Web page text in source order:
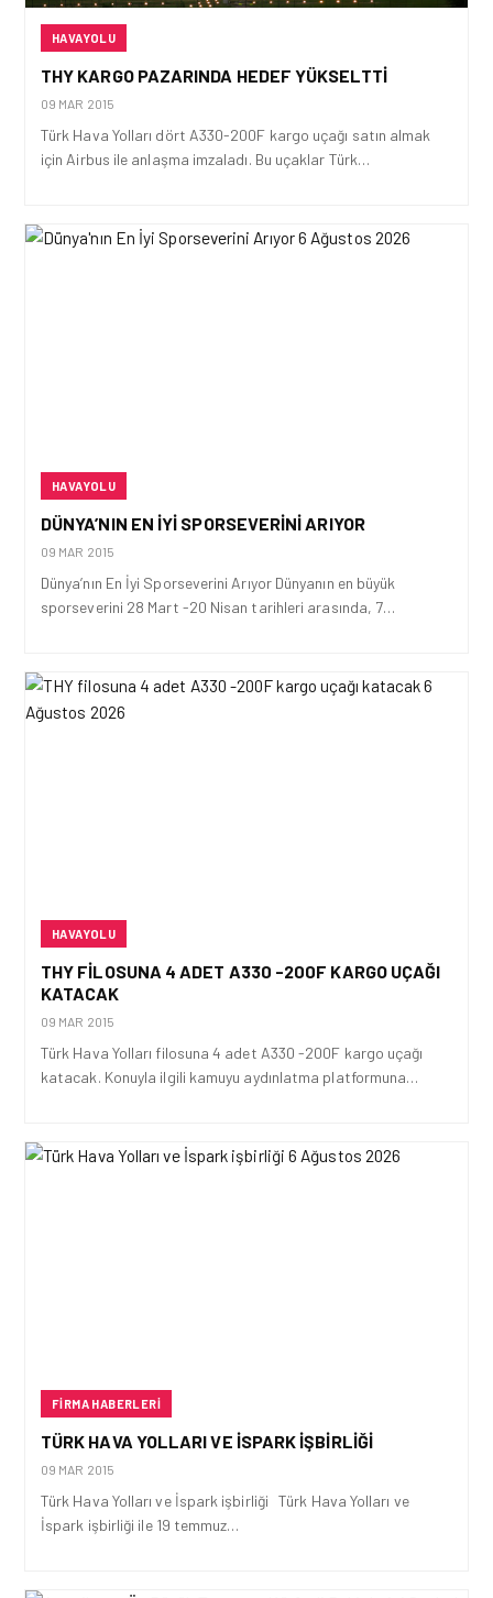
HAVAYOLU
THY KARGO PAZARINDA HEDEF YÜKSELTTI
09 MAR 2015
Türk Hava Yolları dört A330-200F kargo uçağı satın almak
için Airbus ile anlaşma imzaladı. Bu uçaklar Türk…
HAVAYOLU
DÜNYA’NIN EN İYI SPORSEVERINI ARIYOR
09 MAR 2015
Dünya’nın En İyi Sporseverini Arıyor Dünyanın en büyük
sporseverini 28 Mart -20 Nisan tarihleri arasında, 7…
HAVAYOLU
THY FILOSUNA 4 ADET A330 -200F KARGO UÇAĞI
KATACAK
09 MAR 2015
Türk Hava Yolları filosuna 4 adet A330 -200F kargo uçağı
katacak. Konuyla ilgili kamuyu aydınlatma platformuna…
FIRMA HABERLERI
TÜRK HAVA YOLLARI VE İSPARK IŞBIRLIĞI
09 MAR 2015
Türk Hava Yolları ve İspark işbirliği Türk Hava Yolları ve
İspark işbirliği ile 19 temmuz…